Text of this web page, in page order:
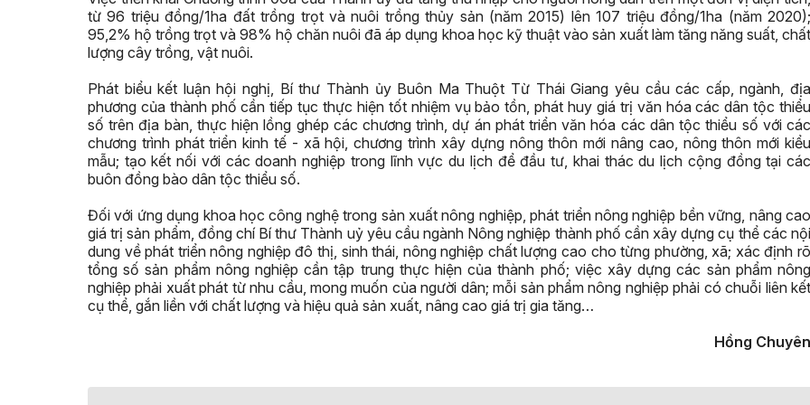
từ 96 triệu đồng/1ha đất trồng trọt và nuôi trồng thủy sản (năm 2015) lên 107 triệu đồng/1ha (năm 2020);
95,2% hộ trồng trọt và 98% hộ chăn nuôi đã áp dụng khoa học kỹ thuật vào sản xuất làm tăng năng suất, chất
lượng cây trồng, vật nuôi.
Phát biểu kết luận hội nghị, Bí thư Thành ủy Buôn Ma Thuột Từ Thái Giang yêu cầu các cấp, ngành, địa
phương của thành phố cần tiếp tục thực hiện tốt nhiệm vụ bảo tồn, phát huy giá trị văn hóa các dân tộc thiểu
số trên địa bàn, thực hiện lồng ghép các chương trình, dự án phát triển văn hóa các dân tộc thiểu số với các
chương trình phát triển kinh tế - xã hội, chương trình xây dựng nông thôn mới nâng cao, nông thôn mới kiểu
mẫu; tạo kết nối với các doanh nghiệp trong lĩnh vực du lịch để đầu tư, khai thác du lịch cộng đồng tại các
buôn đồng bào dân tộc thiểu số.
Đối với ứng dụng khoa học công nghệ trong sản xuất nông nghiệp, phát triển nông nghiệp bền vững, nâng cao
giá trị sản phẩm, đồng chí Bí thư Thành uỷ yêu cầu ngành Nông nghiệp thành phố cần xây dựng cụ thể các nội
dung về phát triển nông nghiệp đô thị, sinh thái, nông nghiệp chất lượng cao cho từng phường, xã; xác định rõ
tổng số sản phẩm nông nghiệp cần tập trung thực hiện của thành phố; việc xây dựng các sản phẩm nông
nghiệp phải xuất phát từ nhu cầu, mong muốn của người dân; mỗi sản phẩm nông nghiệp phải có chuỗi liên kết
cụ thể, gắn liền với chất lượng và hiệu quả sản xuất, nâng cao giá trị gia tăng…
Hồng Chuyên